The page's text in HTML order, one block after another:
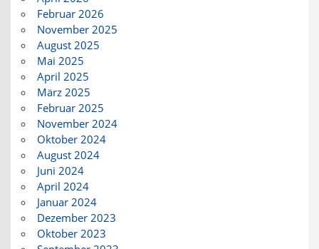
Februar 2026
November 2025
August 2025
Mai 2025
April 2025
März 2025
Februar 2025
November 2024
Oktober 2024
August 2024
Juni 2024
April 2024
Januar 2024
Dezember 2023
Oktober 2023